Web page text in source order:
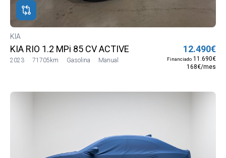
KIA
KIA RIO 1.2 MPi 85 CV ACTIVE
2023 71705km Gasolina Manual
12.490€
Financiado 11.690€
168€/mes